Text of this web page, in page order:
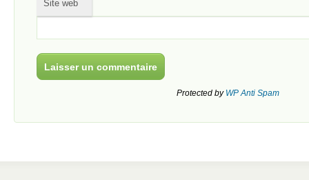
Site web
Protected by WP Anti Spam